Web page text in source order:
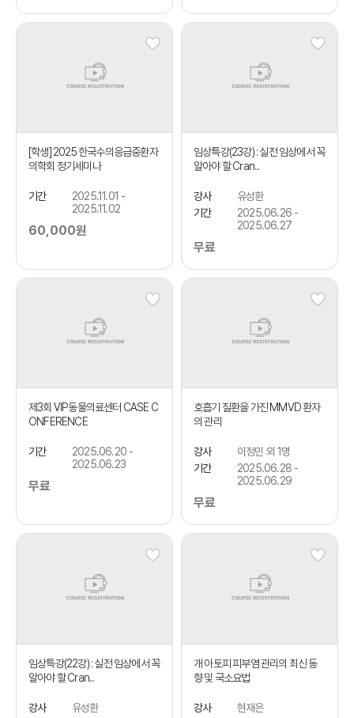
[학생] 2025 한국수의응급중환자
의학회 정기세미나
기간
2025.11.01 -
2025.11.02
60,000원
임상특강(23강) : 실전 임상에서 꼭
알아야 할 Cran...
강사
유성환
기간
2025.06.26 -
2025.06.27
무료
제3회 VIP동물의료센터 CASE C
ONFERENCE
기간
2025.06.20 -
2025.06.23
무료
호흡기 질환을 가진 MMVD 환자
의 관리
강사
이정민 외 1명
기간
2025.06.28 -
2025.06.29
무료
임상특강(22강) : 실전 임상에서 꼭
알아야 할 Cran...
강사
유성환
개 아토피 피부염 관리의 최신 동
향 및 국소요법
강사
현재은